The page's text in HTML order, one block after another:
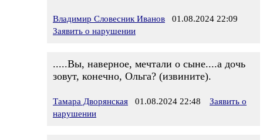
Владимир Словесник Иванов 01.08.2024 22:09
Заявить о нарушении
.....Вы, наверное, мечтали о сыне....а дочь
зовут, конечно, Ольга? (извините).
Тамара Дворянская 01.08.2024 22:48
Заявить о
нарушении